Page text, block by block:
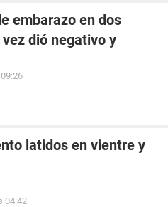
embarazo en dos
dió negativo y
latidos en vientre y
04:42